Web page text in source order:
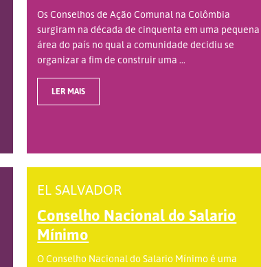
Os Conselhos de Ação Comunal na Colômbia
surgiram na década de cinquenta em uma pequena
área do país no qual a comunidade decidiu se
organizar a fim de construir uma ...
LER MAIS
EL SALVADOR
Conselho Nacional do Salario
Mínimo
O Conselho Nacional do Salario Mínimo é uma